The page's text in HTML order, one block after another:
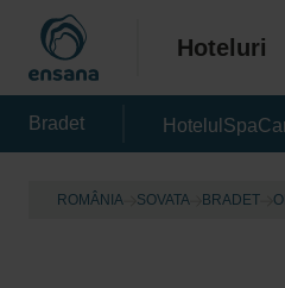
Hoteluri
Bradet Hotelul Spa
ROMÂNIA SOVATA BRADET